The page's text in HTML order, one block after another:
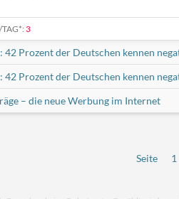
3
42 Prozent der Deutschen kennen
42 Prozent der Deutschen kennen
– die neue Werbung im Internet
Seite 1